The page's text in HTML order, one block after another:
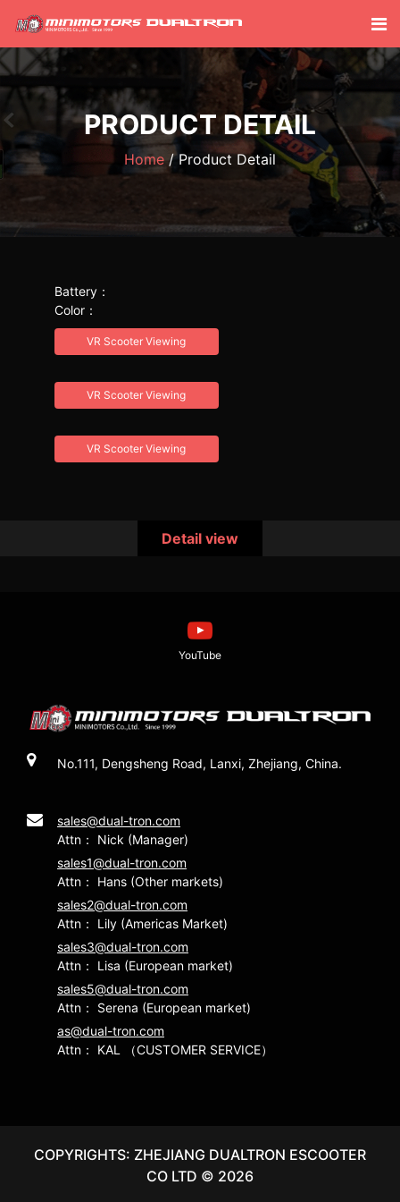
PRODUCT DETAIL
Home Product Detail
Battery：
Color：
VR Scooter Viewing
VR Scooter Viewing
VR Scooter Viewing
Detail view
YouTube
No.111, Dengsheng Road, Lanxi, Zhejiang, China.
sales@dual-tron.com
Attn： Nick (Manager)
sales1@dual-tron.com
Attn： Hans (Other markets)
sales2@dual-tron.com
Attn： Lily (Americas Market)
sales3@dual-tron.com
Attn： Lisa (European market)
sales5@dual-tron.com
Attn： Serena (European market)
as@dual-tron.com
Attn： KAL （CUSTOMER SERVICE）
COPYRIGHTS: ZHEJIANG DUALTRON ESCOOTER
CO LTD © 2026